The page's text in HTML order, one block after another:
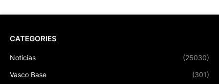
CATEGORIES
Noticias (25030)
Vasco Base (301)